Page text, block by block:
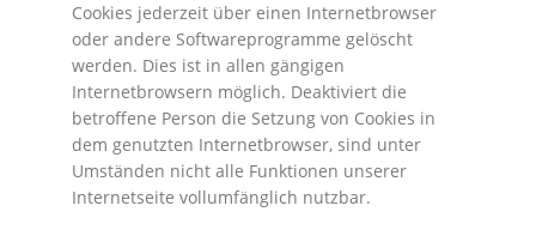
Cookies jederzeit über einen Internetbrowser
oder andere Softwareprogramme gelöscht
werden. Dies ist in allen gängigen
Internetbrowsern möglich. Deaktiviert die
betroffene Person die Setzung von Cookies in
dem genutzten Internetbrowser, sind unter
Umständen nicht alle Funktionen unserer
Internetseite vollumfänglich nutzbar.